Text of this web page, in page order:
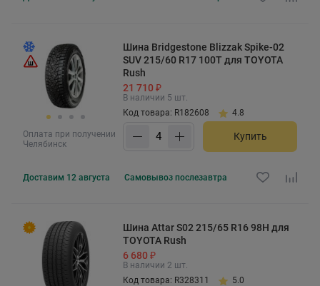
Оплата при получении
Челябинск
Шина Bridgestone Blizzak Spike-02
SUV 215/60 R17 100T для TOYOTA
Rush
21 710 ₽
В наличии 5 шт.
Код товара: R182608
4.8
Купить
Доставим 12 августа Самовывоз послезавтра
Шина Attar S02 215/65 R16 98H для
TOYOTA Rush
6 680 ₽
В наличии 2 шт.
Код товара: R328311
5.0